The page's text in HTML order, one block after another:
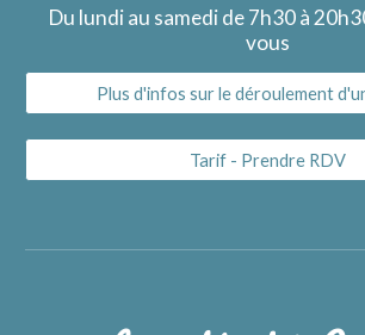
Du lundi au samedi de 7h30 à
vous
Plus d'infos sur le déroulement
Tarif - Prendre RDV